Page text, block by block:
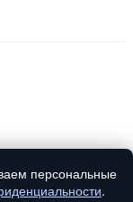
персональные
.